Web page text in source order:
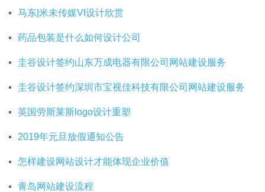
马东|米未传媒VI设计欣赏
药品包装是什么如何设计公司
圭谷设计签约山东万成电器有限公司网站建设服务
圭谷设计签约深圳市宝视佳科技有限公司网站建设服务
英国劳斯莱斯logo设计重塑
2019年元旦放假通知公告
怎样建设网站设计才能体现企业价值
青岛网站建设流程